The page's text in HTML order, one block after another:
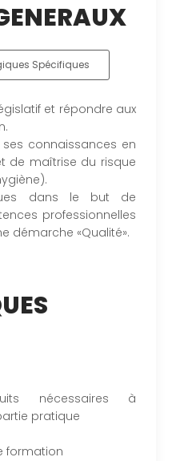
Spécifiques
et répondre aux
connaissances en
de maîtrise du risque
dans le but de
professionnelles
démarche «Qualité».
nécessaires à
pratique
formation